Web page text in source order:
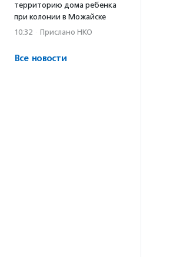
территорию дома ребенка
при колонии в Можайске
10:32 · Прислано НКО
Все новости